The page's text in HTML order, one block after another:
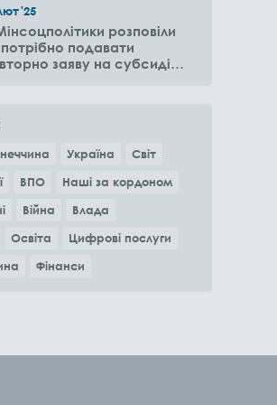
'25
розповіли
подавати
заяву на субсидію
Україна
Світ
ВПО
Наші за кордоном
Війна
Влада
Освіта
Цифрові послуги
Фінанси